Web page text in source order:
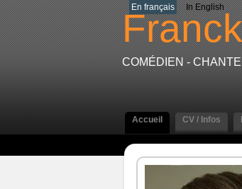
En français In English
Franck
COMÉDIEN -
Accueil CV / Infos